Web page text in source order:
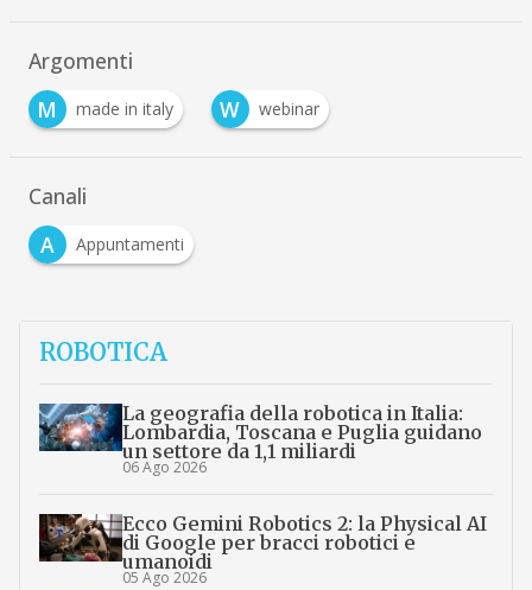
Argomenti
M
made in italy W webinar
Canali
A
Appuntamenti
ROBOTICA
La geografia della robotica in Italia:
Lombardia, Toscana e Puglia guidano
un settore da 1,1 miliardi
06 Ago 2026
Ecco Gemini Robotics 2: la Physical AI
di Google per bracci robotici e
umanoidi
05 Ago 2026